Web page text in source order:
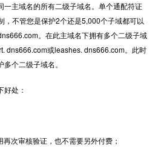
主域名的所有二级子域名。单个通配符证
，不管您是保护2个还是5,000个子域都可以
。在此主域名下拥有多个二级子域
dns666.com或leashes. dns666.com。此时
个二级子域名。
处：
次审核验证，也不需要另外付费；